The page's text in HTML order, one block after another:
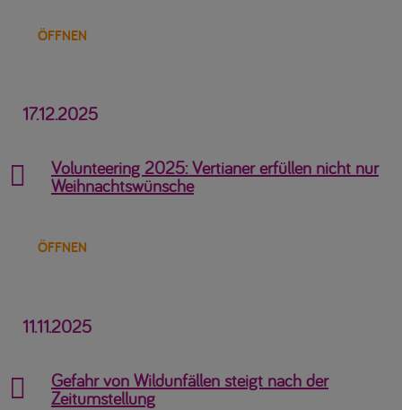
ÖFFNEN
17.12.2025

Volunteering 2025: Vertianer erfüllen nicht nur
Weihnachtswünsche
ÖFFNEN
11.11.2025

Gefahr von Wildunfällen steigt nach der
Zeitumstellung